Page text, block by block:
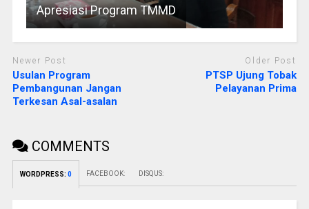
Apresiasi Program TMMD
Newer Post
Usulan Program
Pembangunan Jangan
Terkesan Asal-asalan
Older Post
PTSP Ujung Tobak
Pelayanan Prima
COMMENTS
WORDPRESS: 0 FACEBOOK: DISQUS: